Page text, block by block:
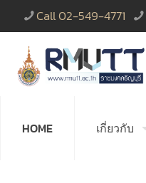
Call 02-549-4771
HOME เกี่ยวกับ